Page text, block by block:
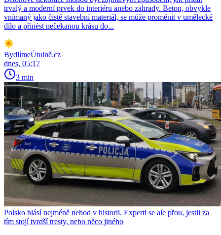
trvalý a moderní prvek do interiéru anebo zahrady. Beton, obvykle
vnímaný jako čistě stavební materiál, se může proměnit v umělecké
dílo a přinést nečekanou krásu do...
BydlímeÚtulně.cz
dnes, 05:17
3 min
Polsko hlásí nejméně nehod v historii. Experti se ale přou, jestli za
tím stojí tvrdší tresty, nebo něco jiného